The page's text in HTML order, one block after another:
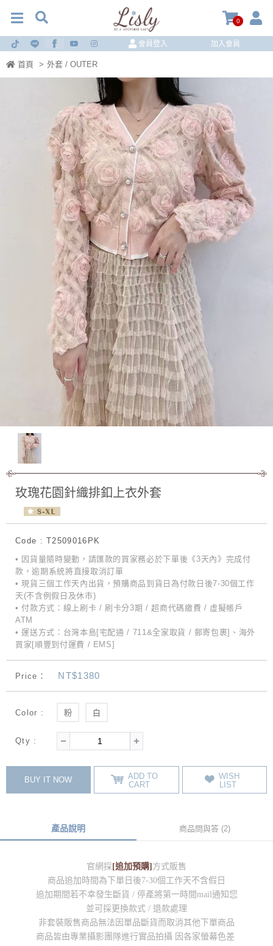
0
會員登入 加入會員
首頁 > 外套 / OUTER
玫瑰花園針織排釦上衣外套
Code : T2509016PK
• 因貨量隨時變動，請匯款的買家務必於下單後《3天內》完成付
款，逾期系統將直接取消訂單
• 現貨三個工作天內出貨，預購商品到貨日為付款日後7-30個工作
天(不含例假日及休市)
• 付款方式：線上刷卡 / 刷卡分3期 / 超商代碼繳費 / 虛擬帳戶
ATM
• 運送方式：台灣本島[宅配通 / 711&全家取貨 / 郵寄包裹]、海外
買家[順豐到付運費 / EMS]
Price： NT$1380
Color : 粉 白
Qty :
BUY IT NOW
ADD TO
CART
WISH
LIST
產品說明 商品問與答 (2)
官網採 [追加預購] 方式販售
商品追加時間為下單日後7-30個工作天不含假日
追加期間若不幸發生斷貨 / 停產將第一時間mail通知您
並可採更換款式 / 退款處理
非套裝販售商品無法因單品斷貨而取消其他下單商品
商品皆由專業攝影團隊進行實品拍攝 因各家螢幕色差